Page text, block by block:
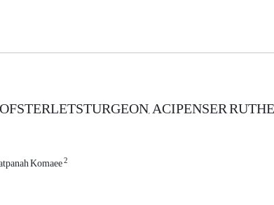
ACIPENSER
Komaee2